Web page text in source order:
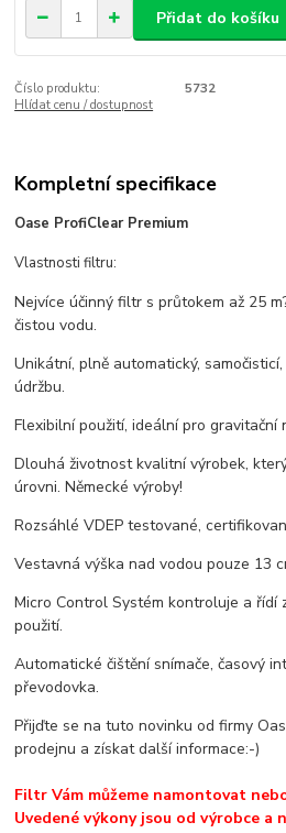
Přidat do košíku
Číslo produktu:
5732
Hlídat cenu / dostupnost
Kompletní specifikace
Oase ProfiClear Premium
Vlastnosti filtru:
Nejvíce účinný filtr s průtokem až 25
čistou vodu.
Unikátní, plně automatický,
údržbu.
Flexibilní použití, ideální pro gravitační
Dlouhá životnost kvalitní výrobek,
úrovni. Německé výroby!
Rozsáhlé VDEP testované,
Vestavná výška nad vodou pouze 13
Micro Control Systém kontroluje a řídí
použití.
Automatické čištění snímače, časový
převodovka.
Přijďte se na tuto novinku od firmy
prodejnu a získat další informace:-)
Filtr Vám můžeme namontovat
Uvedené výkony jsou od výrobce a